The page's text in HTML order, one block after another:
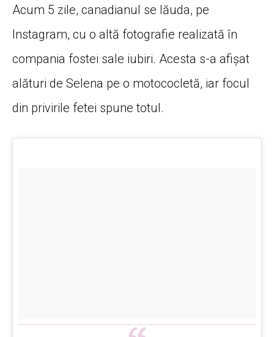
Acum 5 zile, canadianul se lăuda, pe
Instagram, cu o altă fotografie realizată în
compania fostei sale iubiri. Acesta s-a afișat
alături de Selena pe o motococletă, iar focul
din privirile fetei spune totul.